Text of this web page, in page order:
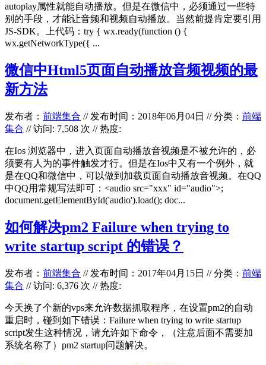
autoplay属性就能自动播放。但是在微信中，必须通过一些特
别的手段，才能让音频和视频自动播放。当然前提肯定要引用
JS-SDK。上代码：try { wx.ready(function () {
wx.getNetworkType({ ...
微信中Html5页面自动播放音频视频的最
新方法
发布者： 前端集合 // 发布时间：2018年06月04日 //分类： 前端
集合 // 访问: 7,508 次 // 热度:
在Ios 浏览器中，进入页面自动播放音视频是不被允许的，必
须要有人为的事件触发才行。但是在Ios中又有一个例外，就
是在QQ和微信中，可以做到加载页面自动播放音视频。在QQ
中QQ用常规写法即可：<audio src="xxx" id="audio">;
document.getElementById('audio').load(); doc...
如何解决pm2 Failure when trying to
write startup script 的错误？
发布者： 前端集合 // 发布时间：2017年04月15日 //分类： 前端
集合 // 访问: 6,376 次 // 热度:
今天换了个新的vps来允许数据抓取程序，在设置pm2的自动
重启时，碰到如下错误：Failure when trying to write startup
script发生这种情况，请允许如下命令，（注意后面不需要加
系统名称了）pm2 startup问题解决。